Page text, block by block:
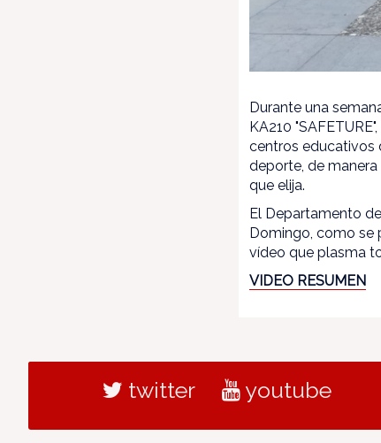
Durante una
KA210
centros educativos
deporte, de
que elija.
El Departamento
Domingo, como se
vídeo que plasma
VIDEO RESUMEN
twitter youtube